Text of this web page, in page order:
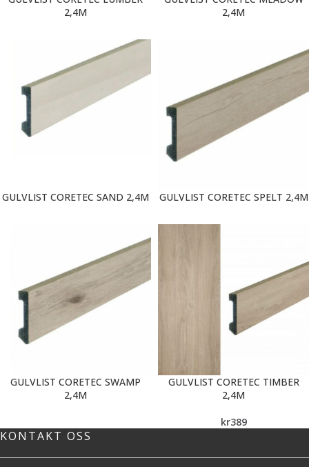
2,4M
2,4M
GULVLIST CORETEC SAND 2,4M GULVLIST CORETEC SPELT 2,4M
GULVLIST CORETEC SWAMP
2,4M
GULVLIST CORETEC TIMBER
2,4M
kr389
KONTAKT OSS